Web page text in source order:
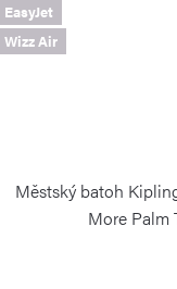
EasyJet
Wizz Air
Městský batoh
More Palm